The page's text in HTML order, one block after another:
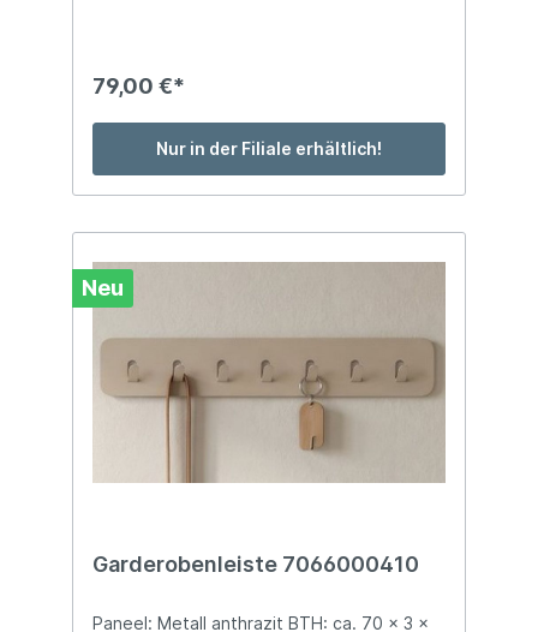
79,00 €*
Nur in der Filiale erhältlich!
Neu
Garderobenleiste 7066000410
Paneel: Metall anthrazit BTH: ca. 70 x 3 x